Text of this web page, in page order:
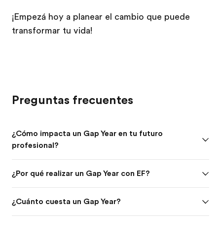
¡Empezá hoy a planear el cambio que puede
transformar tu vida!
Preguntas frecuentes
¿Cómo impacta un Gap Year en tu futuro
profesional?
¿Por qué realizar un Gap Year con EF?
¿Cuánto cuesta un Gap Year?